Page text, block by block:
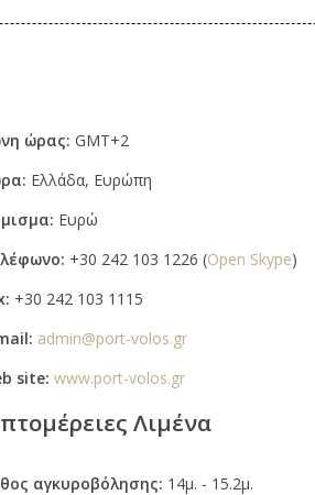
ώρας: GMT+2
Ελλάδα, Ευρώπη
Ευρώ
+30 242 103 1226 (Open Skype)
+30 242 103 1115
admin@port-volos.gr
site: www.port-volos.gr
Λιμένα
αγκυροβόλησης: 14μ. - 15.2μ.